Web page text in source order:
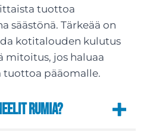
tuottoa
säästönä. Tärkeää on
kotitalouden kulutus
mitoitus, jos haluaa
pääomalle.
rumia?